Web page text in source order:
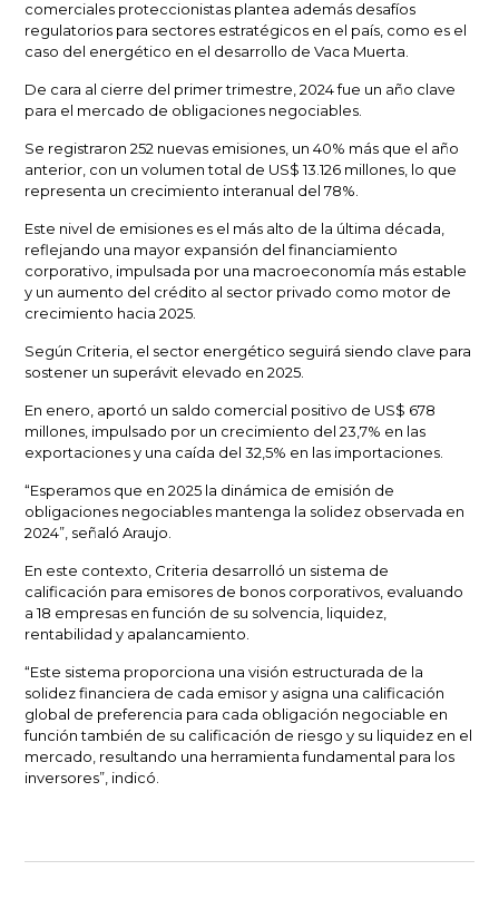
comerciales proteccionistas plantea además desafíos
regulatorios para sectores estratégicos en el país, como es el
caso del energético en el desarrollo de Vaca Muerta.
De cara al cierre del primer trimestre, 2024 fue un año clave
para el mercado de obligaciones negociables.
Se registraron 252 nuevas emisiones, un 40% más que el año
anterior, con un volumen total de US$ 13.126 millones , lo que
representa un crecimiento interanual del 78%.
Este nivel de emisiones es el más alto de la última década,
reflejando una mayor expansión del financiamiento
corporativo, impulsada por una macroeconomía más estable
y un aumento del crédito al sector privado como motor de
crecimiento hacia 2025.
Según Criteria, el sector energético seguirá siendo clave para
sostener un superávit elevado en 2025.
En enero, aportó un saldo comercial positivo de US$ 678
millones, impulsado por un crecimiento del 23,7% en las
exportaciones y una caída del 32,5% en las importaciones.
“Esperamos que en 2025 la dinámica de emisión de
obligaciones negociables mantenga la solidez observada en
2024” , señaló Araujo.
En este contexto, Criteria desarrolló un sistema de
calificación para emisores de bonos corporativos, evaluando
a 18 empresas en función de su solvencia, liquidez,
rentabilidad y apalancamiento.
“Este sistema proporciona una visión estructurada de la
solidez financiera de cada emisory asigna una calificación
global de preferencia para cada obligación negociable en
función también de su calificación de riesgo y su liquidez en el
mercado, resultando una herramienta fundamental para los
inversores”, indicó.